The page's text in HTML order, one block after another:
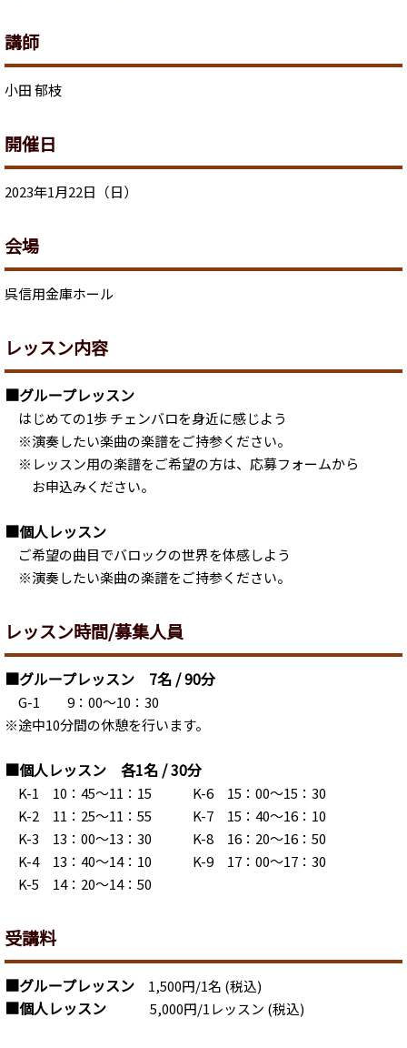
講師
小田 郁枝
開催日
2023年1月22日（日）
会場
呉信用金庫ホール
レッスン内容
■グループレッスン
はじめての1歩 チェンバロを身近に感じよう
※演奏したい楽曲の楽譜をご持参ください。
※レッスン用の楽譜をご希望の方は、応募フォームから
お申込みください。
■個人レッスン
ご希望の曲目でバロックの世界を体感しよう
※演奏したい楽曲の楽譜をご持参ください。
レッスン時間/募集人員
■グループレッスン 7名 / 90分
G-1 9：00～10：30
※途中10分間の休憩を行います。
■個人レッスン 各1名 / 30分
K-1 10：45～11：15 K-6 15：00～15：30
K-2 11：25～11：55 K-7 15：40～16：10
K-3 13：00～13：30 K-8 16：20～16：50
K-4 13：40～14：10 K-9 17：00～17：30
K-5 14：20～14：50
受講料
■グループレッスン 1,500円/1名 (税込)
■個人レッスン 5,000円/1レッスン (税込)